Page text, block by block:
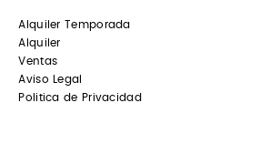
Alquiler Temporada
Alquiler
Ventas
Aviso Legal
Politica de Privacidad